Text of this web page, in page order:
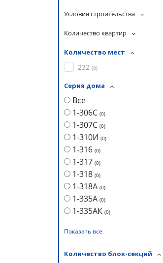
Условия строительства
Количество квартир
Количество мест
232 (0)
Серия дома
Все
1-306С (0)
1-307С (0)
1-310И (0)
1-316 (0)
1-317 (0)
1-318 (0)
1-318А (0)
1-335А (0)
1-335АК (0)
Показать все
Количество блок-секций